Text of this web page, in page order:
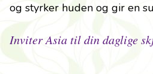
og styrker huden og gir en
Inviter Asia til din daglige